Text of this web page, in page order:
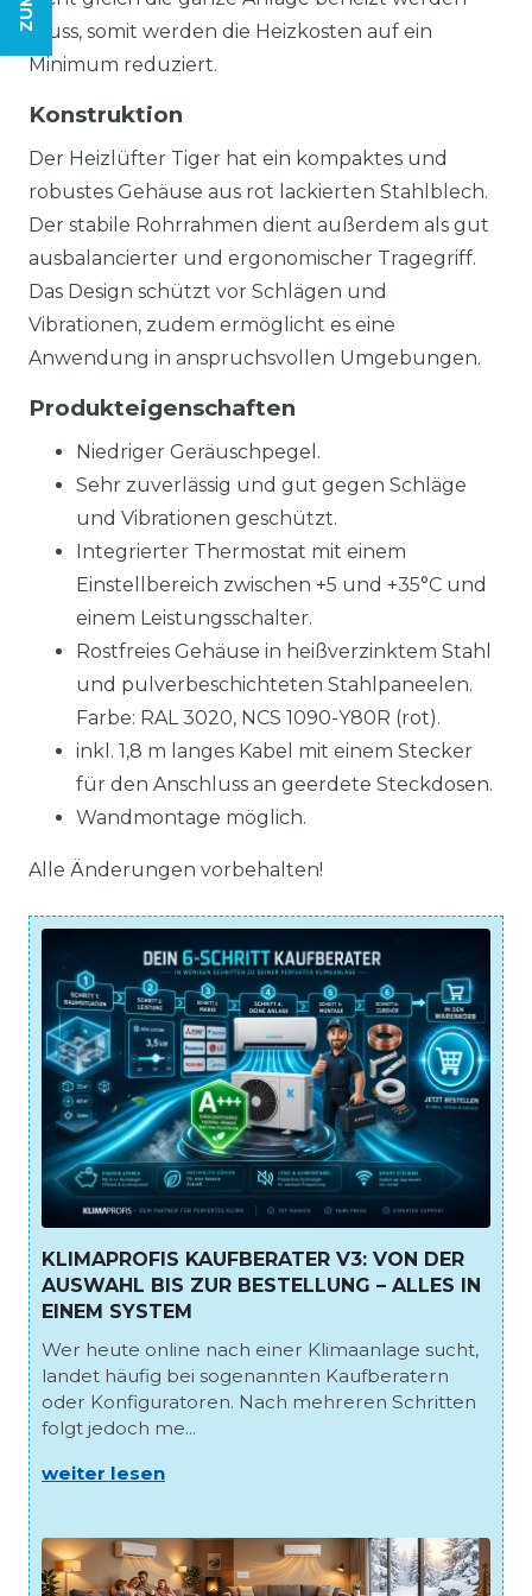
muss, somit werden die Heizkosten auf ein
Minimum reduziert.
Konstruktion
Der Heizlüfter Tiger hat ein kompaktes und
robustes Gehäuse aus rot lackierten Stahlblech.
Der stabile Rohrrahmen dient außerdem als gut
ausbalancierter und ergonomischer Tragegriff.
Das Design schützt vor Schlägen und
Vibrationen, zudem ermöglicht es eine
Anwendung in anspruchsvollen Umgebungen.
Produkteigenschaften
Niedriger Geräuschpegel.
Sehr zuverlässig und gut gegen Schläge
und Vibrationen geschützt.
Integrierter Thermostat mit einem
Einstellbereich zwischen +5 und +35°C und
einem Leistungsschalter.
Rostfreies Gehäuse in heißverzinktem Stahl
und pulverbeschichteten Stahlpaneelen.
Farbe: RAL 3020, NCS 1090-Y80R (rot).
inkl. 1,8 m langes Kabel mit einem Stecker
für den Anschluss an geerdete Steckdosen.
Wandmontage möglich.
Alle Änderungen vorbehalten!
KLIMAPROFIS KAUFBERATER V3: VON DER
AUSWAHL BIS ZUR BESTELLUNG – ALLES IN
EINEM SYSTEM
Wer heute online nach einer Klimaanlage sucht,
landet häufig bei sogenannten Kaufberatern
oder Konfiguratoren. Nach mehreren Schritten
folgt jedoch me...
weiter lesen